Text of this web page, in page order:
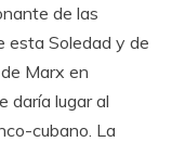
de las
esta Soledad y de
Marx en
daría lugar al
cubano. La